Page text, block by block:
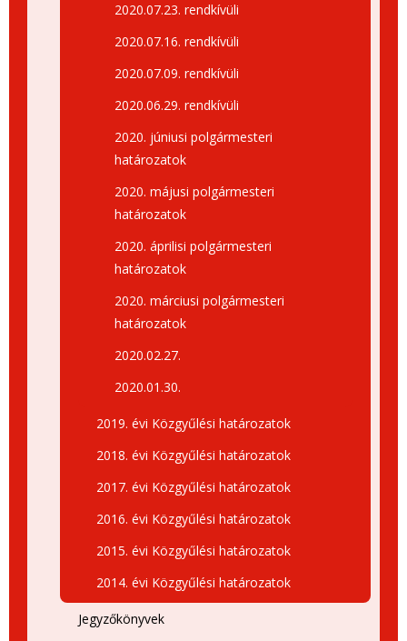
2020.07.23. rendkívüli
2020.07.16. rendkívüli
2020.07.09. rendkívüli
2020.06.29. rendkívüli
2020. júniusi polgármesteri
határozatok
2020. májusi polgármesteri
határozatok
2020. áprilisi polgármesteri
határozatok
2020. márciusi polgármesteri
határozatok
2020.02.27.
2020.01.30.
2019. évi Közgyűlési határozatok
2018. évi Közgyűlési határozatok
2017. évi Közgyűlési határozatok
2016. évi Közgyűlési határozatok
2015. évi Közgyűlési határozatok
2014. évi Közgyűlési határozatok
Jegyzőkönyvek